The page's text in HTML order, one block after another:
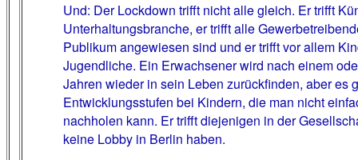
Und: Der Lockdown trifft nicht alle gleich. Er trifft
Unterhaltungsbranche, er trifft alle
Publikum angewiesen sind und er trifft vor allem
Jugendliche. Ein Erwachsener wird nach einem
Jahren wieder in sein Leben zurückfinden, aber es
Entwicklungsstufen bei Kindern, die man nicht
nachholen kann. Er trifft diejenigen in der
keine Lobby in Berlin haben.